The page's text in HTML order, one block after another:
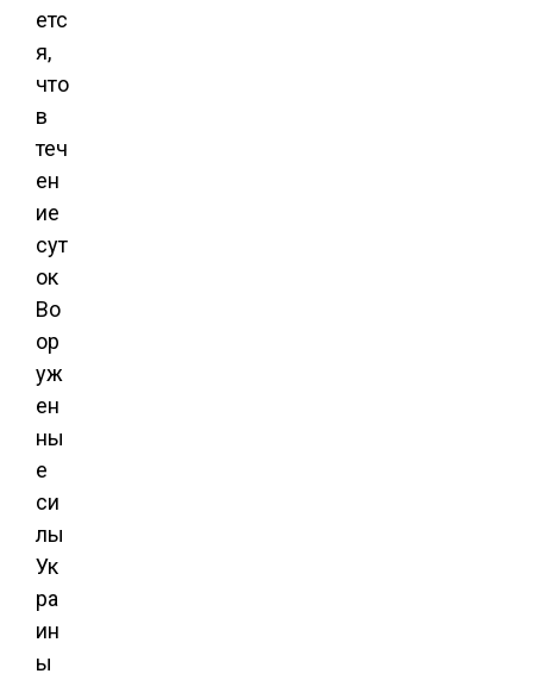
етс
я,
что
в
теч
ен
ие
сут
ок
Во
ор
уж
ен
ны
е
си
лы
Ук
ра
ин
ы